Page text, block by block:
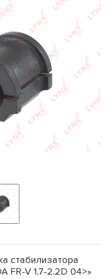
стабилизатора
FR-V 1.7-2.2D 04>»